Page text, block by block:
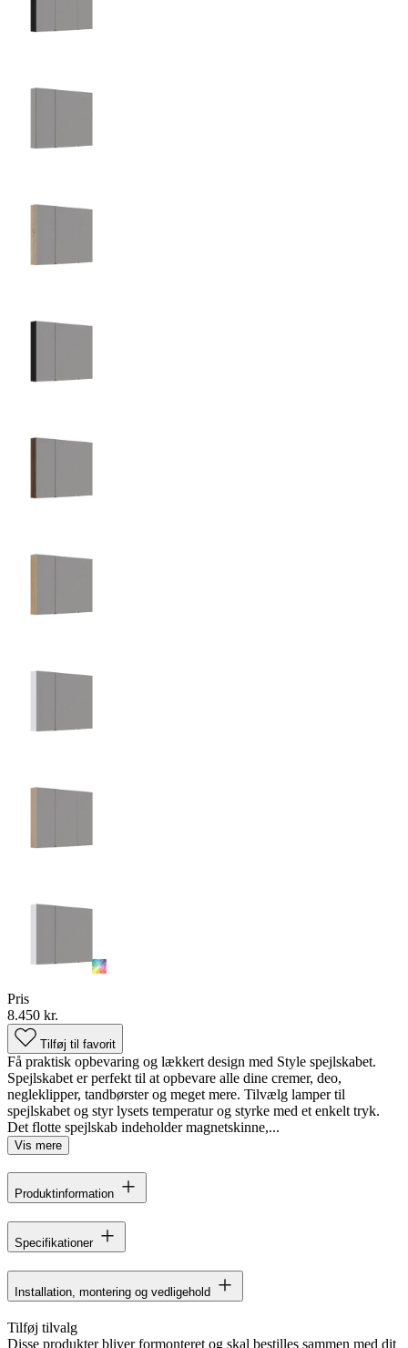
Pris
8.450 kr.
Tilføj til favorit
Få praktisk opbevaring og lækkert design med Style spejlskabet.
Spejlskabet er perfekt til at opbevare alle dine cremer, deo,
negleklipper, tandbørster og meget mere. Tilvælg lamper til
spejlskabet og styr lysets temperatur og styrke med et enkelt tryk.
Det flotte spejlskab indeholder magnetskinne,...
Vis mere
Produktinformation
Specifikationer
Installation, montering og vedligehold
Tilføj tilvalg
Disse produkter bliver formonteret og skal bestilles sammen med dit